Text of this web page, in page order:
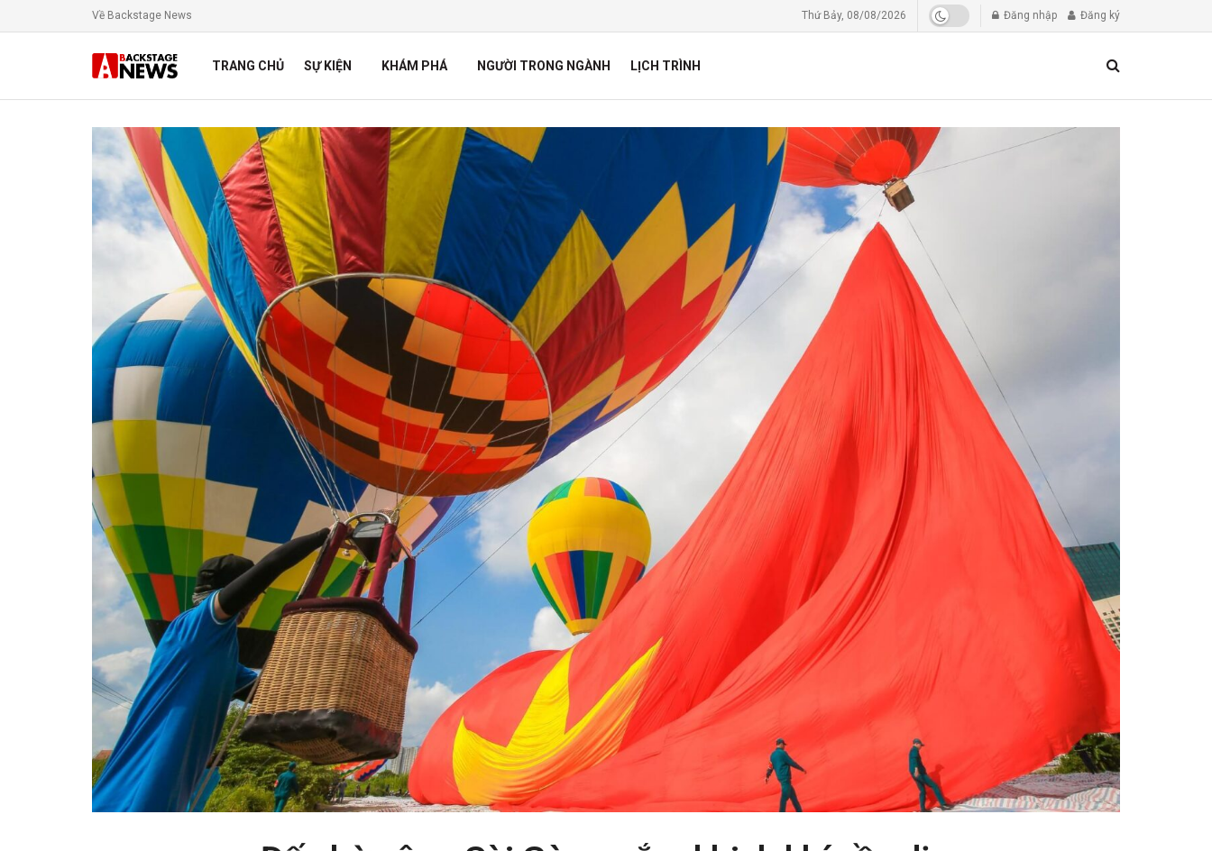
Về Backstage News Thứ Bảy, 08/08/2026 Đăng nhập Đăng ký
TRANG CHỦ SỰ KIỆN KHÁM PHÁ NGƯỜI TRONG NGÀNH LỊCH TRÌNH